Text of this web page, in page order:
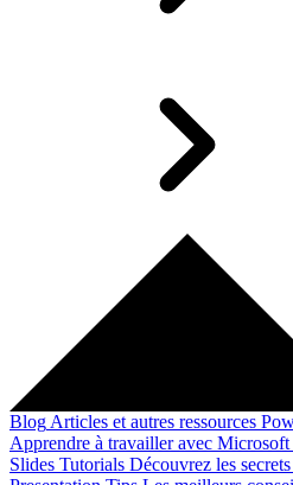
Blog Articles et autres ressources
Apprendre à travailler avec
Slides Tutorials Découvrez les